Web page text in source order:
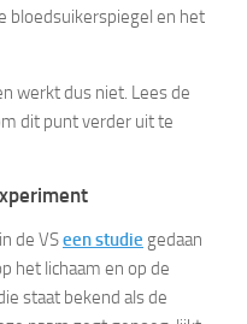
bloedsuikerspiegel en het
werkt dus niet. Lees de
dit punt verder uit te
de VSeen studie gedaan
het lichaam en op de
staat bekend als de